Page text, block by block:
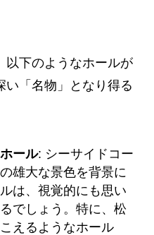
以下のようなホールが
い「名物」となり得る
ール: シーサイドコー
雄大な景色を背景に
は、視覚的にも思い
でしょう。特に、松
えるようなホール